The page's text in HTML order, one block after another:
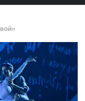
гражданство РФ